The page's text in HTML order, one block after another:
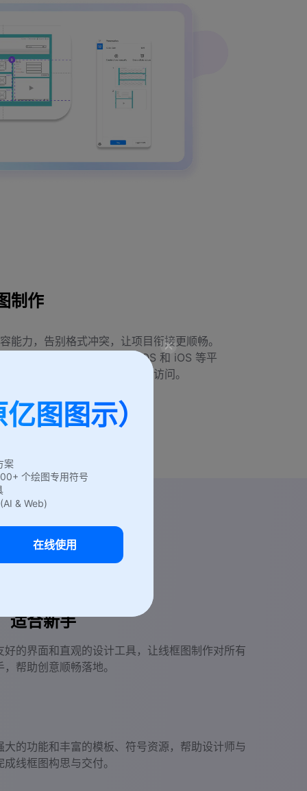
制作
能力，告别格式冲突，让项目衔接更顺畅。
、Linux、Android、macOS 和 iOS 等平
线版本，只要设备可联网即可访问。
适合新手
好的界面和直观的设计工具，让线框图制作对所有
帮助创意顺畅落地。
大的功能和丰富的模板、符号资源，帮助设计师与
线框图构思与交付。
图图示）
案
个绘图专用符号
& Web)
在线使用